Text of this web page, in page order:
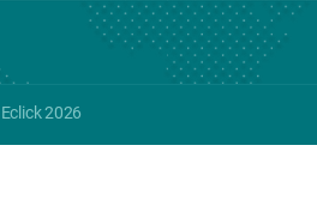
2026